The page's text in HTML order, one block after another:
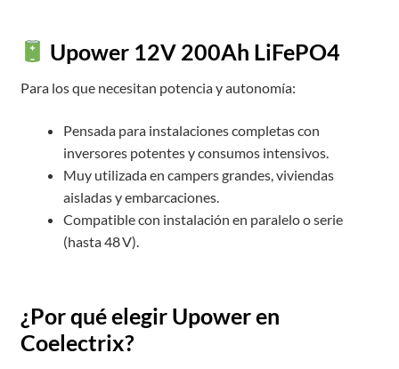
Upower 12V 200Ah LiFePO4
Para los que necesitan potencia y autonomía:
Pensada para instalaciones completas con
inversores potentes y consumos intensivos.
Muy utilizada en campers grandes, viviendas
aisladas y embarcaciones.
Compatible con instalación en paralelo o serie
(hasta 48 V).
¿Por qué elegir Upower en
Coelectrix?